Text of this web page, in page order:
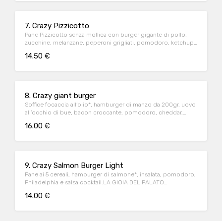
7. Crazy Pizzicotto
Pane Pizzicotto senza mollica con burger gigante di pollo,
zucchine, melanzane, peperoni grigliati, pomodoro, ketchup
14.50 €
8. Crazy giant burger
Soffice focaccia all’olio*, hamburger di manzo da 200gr, uovo
all’occhio di bue, bacon croccante, pomodoro, cheddar,
16.00 €
9. Crazy Salmon Burger Light
Pane ai 5 cereali, hamburger di salmone*, insalata, pomodoro,
Philadelphia e salsa cocktail.LA GIOIA DEL PALATO
14.00 €